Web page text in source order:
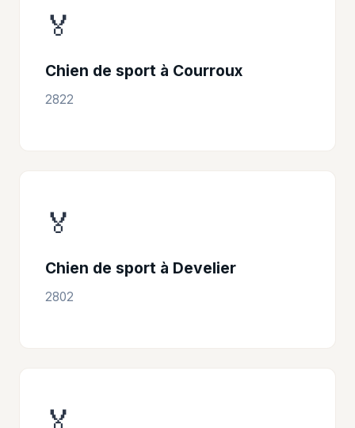
🏅
Chien de sport à Courroux
2822
🏅
Chien de sport à Develier
2802
🏅